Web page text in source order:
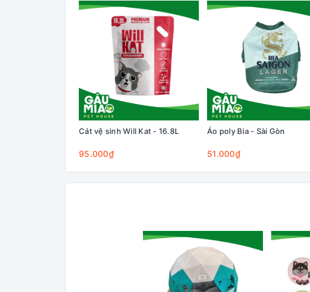
Cát vệ sinh Will Kat - 16.8L
95.000₫
Áo poly Bia - Sài Gòn
51.000₫